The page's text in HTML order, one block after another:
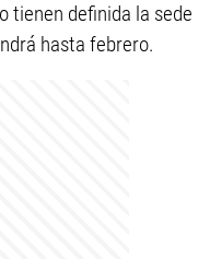
tienen definida la sede
hasta febrero.